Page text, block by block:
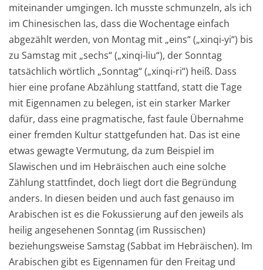
miteinander umgingen. Ich musste schmunzeln, als ich
im Chinesischen las, dass die Wochentage einfach
abgezählt werden, von Montag mit „eins“ („xinqi-yi“) bis
zu Samstag mit „sechs“ („xinqi-liu“), der Sonntag
tatsächlich wörtlich „Sonntag“ („xinqi-ri“) heiß. Dass
hier eine profane Abzählung stattfand, statt die Tage
mit Eigennamen zu belegen, ist ein starker Marker
dafür, dass eine pragmatische, fast faule Übernahme
einer fremden Kultur stattgefunden hat. Das ist eine
etwas gewagte Vermutung, da zum Beispiel im
Slawischen und im Hebräischen auch eine solche
Zählung stattfindet, doch liegt dort die Begründung
anders. In diesen beiden und auch fast genauso im
Arabischen ist es die Fokussierung auf den jeweils als
heilig angesehenen Sonntag (im Russischen)
beziehungsweise Samstag (Sabbat im Hebräischen). Im
Arabischen gibt es Eigennamen für den Freitag und